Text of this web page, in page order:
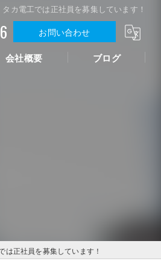
カ電工では正社員を募集しています！
お問い合わせ
会社概要 ブログ
は正社員を募集しています！